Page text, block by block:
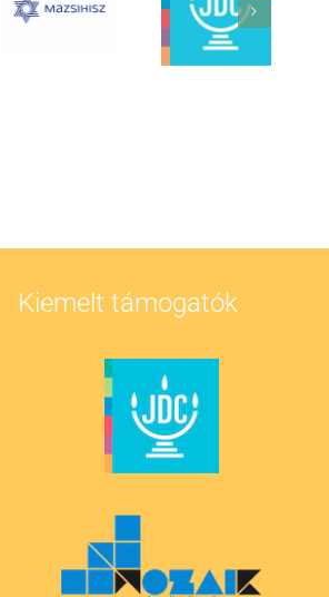
Kiemelt támogatók